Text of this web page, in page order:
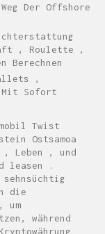
Der Offshore
, Roulette ,
Berechnen
,
Mit Sofort
Twist
Ostsamoa
Leben , und
leasen .
die
um
während